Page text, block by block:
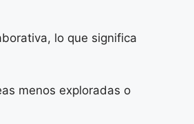
lo que significa
menos exploradas o